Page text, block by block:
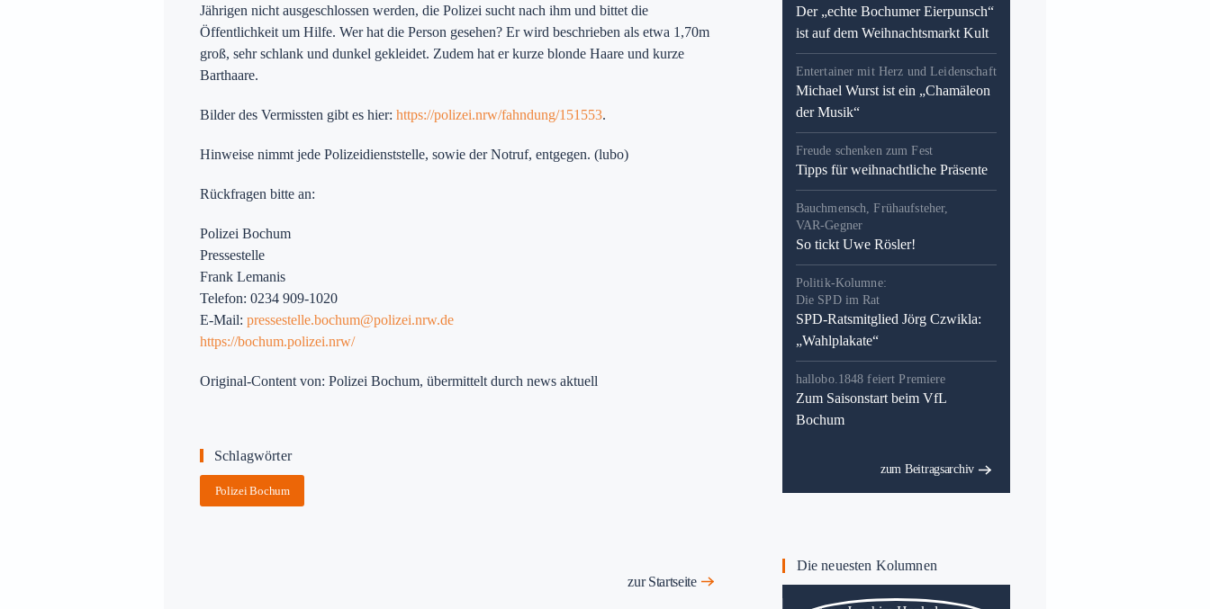
Jährigen nicht ausgeschlossen werden, die Polizei sucht nach ihm und bittet die
Öffentlichkeit um Hilfe. Wer hat die Person gesehen? Er wird beschrieben als etwa 1,70m
groß, sehr schlank und dunkel gekleidet. Zudem hat er kurze blonde Haare und kurze
Barthaare.
Bilder des Vermissten gibt es hier: https://polizei.nrw/fahndung/151553.
Hinweise nimmt jede Polizeidienststelle, sowie der Notruf, entgegen. (lubo)
Rückfragen bitte an:
Polizei Bochum
Pressestelle
Frank Lemanis
Telefon: 0234 909-1020
E-Mail: pressestelle.bochum@polizei.nrw.de
https://bochum.polizei.nrw/
Original-Content von: Polizei Bochum, übermittelt durch news aktuell
Schlagwörter
Polizei Bochum
zur Startseite
Der „echte Bochumer Eierpunsch“
ist auf dem Weihnachtsmarkt Kult
Entertainer mit Herz und Leidenschaft
Michael Wurst ist ein „Chamäleon
der Musik“
Freude schenken zum Fest
Tipps für weihnachtliche Präsente
Bauchmensch, Frühaufsteher,
VAR-Gegner
So tickt Uwe Rösler!
Politik-Kolumne:
Die SPD im Rat
SPD-Ratsmitglied Jörg Czwikla:
„Wahlplakate“
hallobo.1848 feiert Premiere
Zum Saisonstart beim VfL
Bochum
zum Beitragsarchiv
Die neuesten Kolumnen